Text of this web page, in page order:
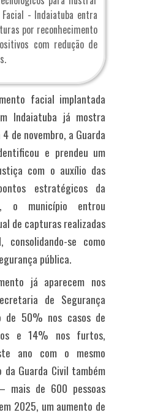
- Indaiatuba entra
por reconhecimento
com redução de
facial implantada
Indaiatuba já mostra
de novembro, a Guarda
e prendeu um
com o auxílio das
estratégicos da
o município entrou
de capturas realizadas
se como
pública.
já aparecem nos
de Segurança
de 50% nos casos de
e 14% nos furtos,
ano com o mesmo
Guarda Civil também
mais de 600 pessoas
2025, um aumento de